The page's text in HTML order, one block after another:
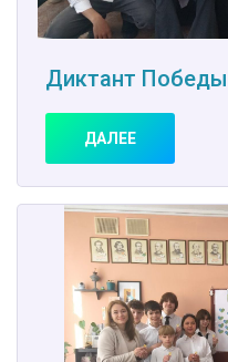
Диктант Победы
ДАЛЕЕ